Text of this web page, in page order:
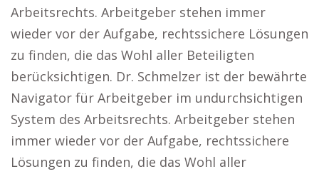
Arbeitsrechts. Arbeitgeber stehen immer
wieder vor der Aufgabe, rechtssichere Lösungen
zu finden, die das Wohl aller Beteiligten
berücksichtigen. Dr. Schmelzer ist der bewährte
Navigator für Arbeitgeber im undurchsichtigen
System des Arbeitsrechts. Arbeitgeber stehen
immer wieder vor der Aufgabe, rechtssichere
Lösungen zu finden, die das Wohl aller